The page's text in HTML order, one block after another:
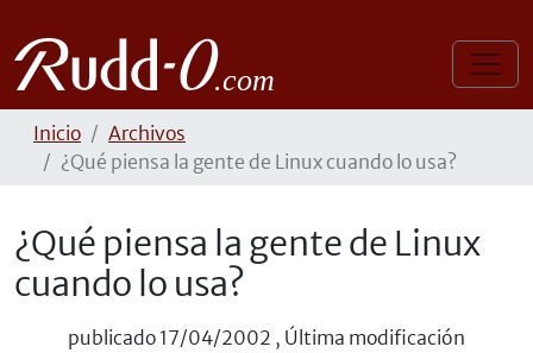
Inicio
Archivos
¿Qué piensa la gente de Linux cuando lo usa?
¿Qué piensa la gente de Linux
cuando lo usa?
publicado 17/04/2002 , Última modificación